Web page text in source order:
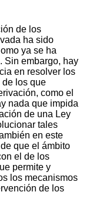
de los
ha sido
ya se ha
Sin embargo, hay
en resolver los
de los que
como el
nada que impida
de una Ley
tales
en este
que el ámbito
el de los
permite y
los mecanismos
de los